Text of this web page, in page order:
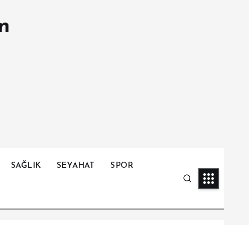
SAĞLIK SEYAHAT SPOR